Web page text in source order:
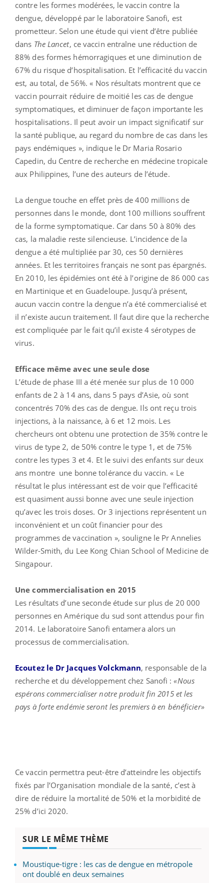
contre les formes modérées, le vaccin contre la
dengue, développé par le laboratoire Sanofi, est
prometteur. Selon une étude qui vient d’être publiée
dans The Lancet, ce vaccin entraîne une réduction de
88% des formes hémorragiques et une diminution de
67% du risque d’hospitalisation. Et l’efficacité du vaccin
est, au total, de 56%. « Nos résultats montrent que ce
vaccin pourrait réduire de moitié les cas de dengue
symptomatiques, et diminuer de façon importante les
hospitalisations. Il peut avoir un impact significatif sur
la santé publique, au regard du nombre de cas dans les
pays endémiques », indique le Dr Maria Rosario
Capedin, du Centre de recherche en médecine tropicale
aux Philippines, l’une des auteurs de l’étude.
La dengue touche en effet près de 400 millions de
personnes dans le monde, dont 100 millions souffrent
de la forme symptomatique. Car dans 50 à 80% des
cas, la maladie reste silencieuse. L’incidence de la
dengue a été multipliée par 30, ces 50 dernières
années. Et les territoires français ne sont pas épargnés.
En 2010, les épidémies ont été à l’origine de 86 000 cas
en Martinique et en Guadeloupe. Jusqu’à présent,
aucun vaccin contre la dengue n’a été commercialisé et
il n’existe aucun traitement. Il faut dire que la recherche
est compliquée par le fait qu’il existe 4 sérotypes de
virus.
Efficace même avec une seule dose
L’étude de phase III a été menée sur plus de 10 000
enfants de 2 à 14 ans, dans 5 pays d’Asie, où sont
concentrés 70% des cas de dengue. Ils ont reçu trois
injections, à la naissance, à 6 et 12 mois. Les
chercheurs ont obtenu une protection de 35% contre le
virus de type 2, de 50% contre le type 1, et de 75%
contre les types 3 et 4. Et le suivi des enfants sur deux
ans montre une bonne tolérance du vaccin. « Le
résultat le plus intéressant est de voir que l’efficacité
est quasiment aussi bonne avec une seule injection
qu’avec les trois doses. Or 3 injections représentent un
inconvénient et un coût financier pour des
programmes de vaccination », souligne le Pr Annelies
Wilder-Smith, du Lee Kong Chian School of Medicine de
Singapour.
Une commercialisation en 2015
Les résultats d’une seconde étude sur plus de 20 000
personnes en Amérique du sud sont attendus pour fin
2014. Le laboratoire Sanofi entamera alors un
processus de commercialisation.
Ecoutez le Dr Jacques Volckmann, responsable de la
recherche et du développement chez Sanofi :«Nous
espérons commercialiser notre produit fin 2015 et les
pays à forte endémie seront les premiers à en bénéficier»
Ce vaccin permettra peut-être d’atteindre les objectifs
fixés par l’Organisation mondiale de la santé, c’est à
dire de réduire la mortalité de 50% et la morbidité de
25% d’ici 2020.
SUR LE MÊME THÈME
Moustique-tigre : les cas de dengue en métropole
ont doublé en deux semaines